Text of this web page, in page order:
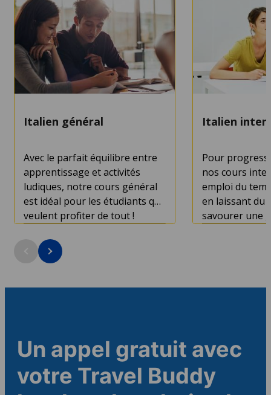
Italien général
Avec le parfait équilibre entre
apprentissage et activités
ludiques, notre cours général
est idéal pour les étudiants qui
veulent profiter de tout !
Durée du cours : dès 1 semaine
Âge minimum : 16
Italien
Pour
nos cours
emploi du
en laissant du
savourer une
Un appel gratuit avec
votre Travel Buddy